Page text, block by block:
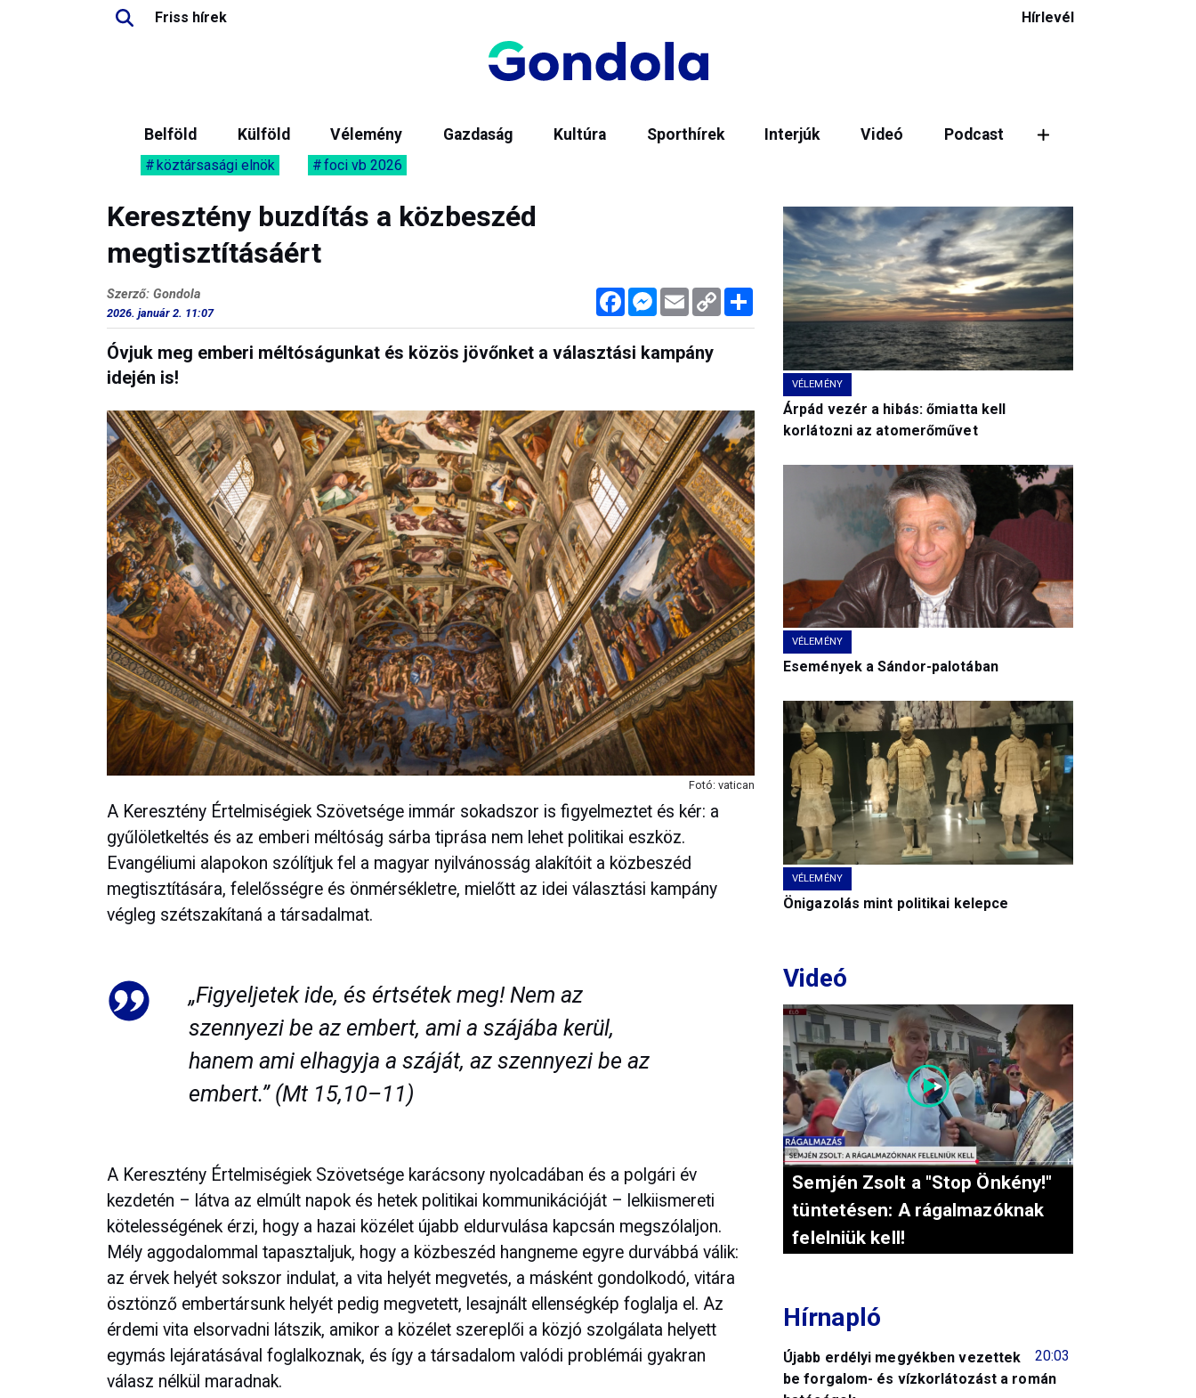
Friss hírek Hírlevél
Belföld Külföld Vélemény Gazdaság Kultúra Sporthírek Interjúk Videó Podcast
köztársasági elnök foci vb 2026
Keresztény buzdítás a közbeszéd
megtisztításáért
FacebookMessenger
Email Copy
Link
Megosztás
Szerző: Gondola
2026. január 2. 11:07
Óvjuk meg emberi méltóságunkat és közös jövőnket a választási kampány
idején is!
Fotó: vatican
A Keresztény Értelmiségiek Szövetsége immár sokadszor is figyelmeztet és kér: a
gyűlöletkeltés és az emberi méltóság sárba tiprása nem lehet politikai eszköz.
Evangéliumi alapokon szólítjuk fel a magyar nyilvánosság alakítóit a közbeszéd
megtisztítására, felelősségre és önmérsékletre, mielőtt az idei választási kampány
végleg szétszakítaná a társadalmat.
„Figyeljetek ide, és értsétek meg! Nem az
szennyezi be az embert, ami a szájába kerül,
hanem ami elhagyja a száját, az szennyezi be az
embert.” (Mt 15,10–11)
A Keresztény Értelmiségiek Szövetsége karácsony nyolcadában és a polgári év
kezdetén – látva az elmúlt napok és hetek politikai kommunikációját – lelkiismereti
kötelességének érzi, hogy a hazai közélet újabb eldurvulása kapcsán megszólaljon.
Mély aggodalommal tapasztaljuk, hogy a közbeszéd hangneme egyre durvábbá válik:
az érvek helyét sokszor indulat, a vita helyét megvetés, a másként gondolkodó, vitára
ösztönző embertársunk helyét pedig megvetett, lesajnált ellenségkép foglalja el. Az
érdemi vita elsorvadni látszik, amikor a közélet szereplői a közjó szolgálata helyett
egymás lejáratásával foglalkoznak, és így a társadalom valódi problémái gyakran
válasz nélkül maradnak.
VÉLEMÉNY
Árpád vezér a hibás: őmiatta kell
korlátozni az atomerőművet
VÉLEMÉNY
Események a Sándor-palotában
VÉLEMÉNY
Önigazolás mint politikai kelepce
Videó
Semjén Zsolt a "Stop Önkény!"
tüntetésen: A rágalmazóknak
felelniük kell!
Hírnapló
20:03
Újabb erdélyi megyékben vezettek
be forgalom- és vízkorlátozást a román